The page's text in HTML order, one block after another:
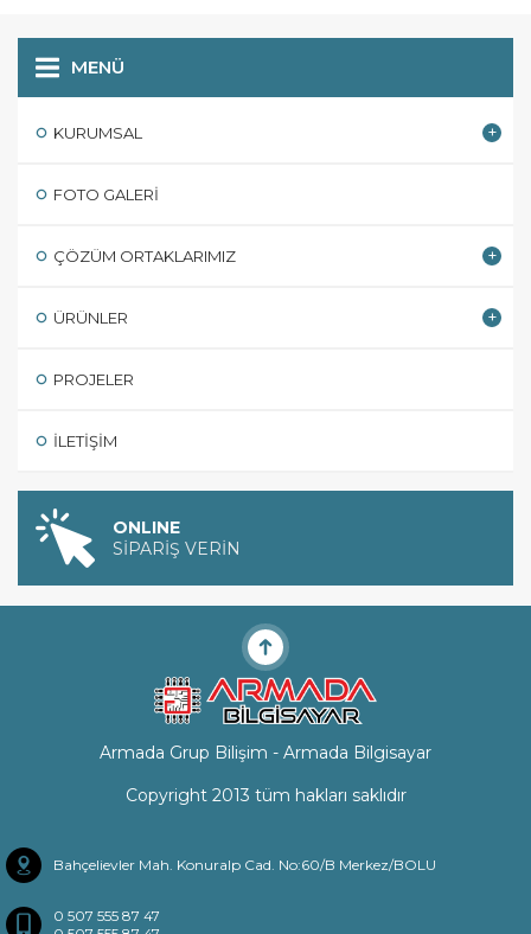
MENÜ
KURUMSAL
FOTO GALERI
ÇÖZÜM ORTAKLARIMIZ
ÜRÜNLER
PROJELER
İLETIŞIM
ONLINE
SİPARİŞ VERİN
Armada Grup Bilişim - Armada Bilgisayar
Copyright 2013 tüm hakları saklıdır
Bahçelievler Mah. Konuralp Cad. No:60/B Merkez/BOLU
0 507 555 87 47